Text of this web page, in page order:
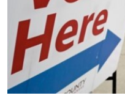
ቋንቋዎች